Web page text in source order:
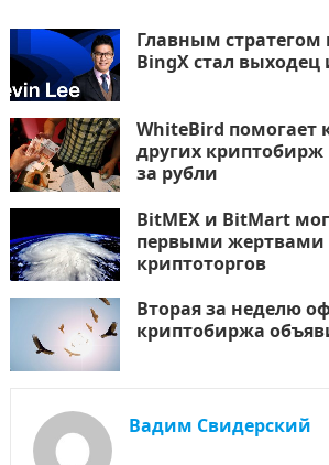
Главным
BingX стал выходец
WhiteBird помогает
других криптобирж
за рубли
BitMEX и BitMart
первыми жертвами
криптоторгов
Вторая за неделю
криптобиржа
Вадим Свидерский